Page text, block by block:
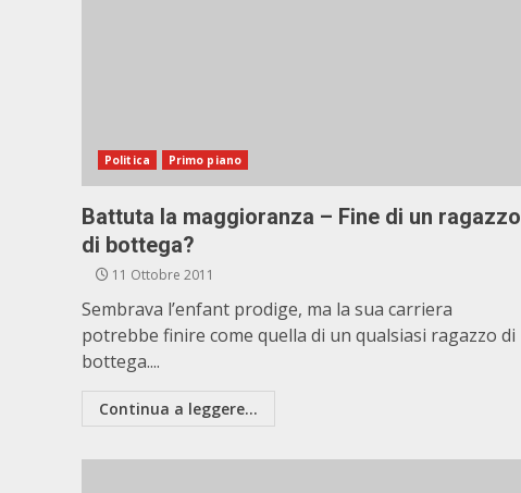
Politica Primo piano
Battuta la maggioranza – Fine di un ragazzo
di bottega?
11 Ottobre 2011
Sembrava l’enfant prodige, ma la sua carriera
potrebbe finire come quella di un qualsiasi ragazzo di
bottega....
Continua a leggere...